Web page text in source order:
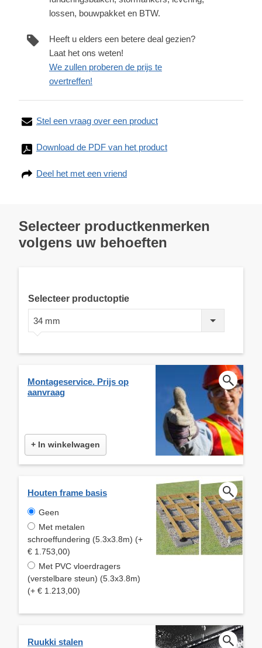
lossen, bouwpakket en BTW.
Heeft u elders een betere deal gezien?
Laat het ons weten!
We zullen proberen de prijs te
overtreffen!
Stel een vraag over een product
Download de PDF van het product
Deel het met een vriend
Selecteer productkenmerken
volgens uw behoeften
Selecteer productoptie
34 mm
Montageservice. Prijs op
aanvraag
+ In winkelwagen
Houten frame basis
Geen
Met metalen
schroeffundering (5.3x3.8m) (+
€ 1.753,00)
Met PVC vloerdragers
(verstelbare steun) (5.3x3.8m)
(+ € 1.213,00)
Ruukki stalen